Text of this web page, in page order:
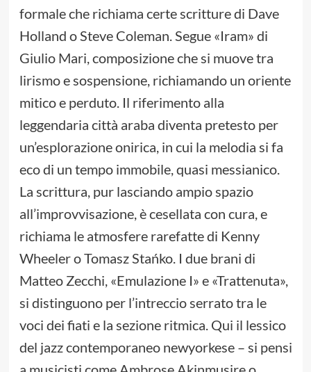
formale che richiama certe scritture di Dave
Holland o Steve Coleman. Segue «Iram» di
Giulio Mari, composizione che si muove tra
lirismo e sospensione, richiamando un oriente
mitico e perduto. Il riferimento alla
leggendaria città araba diventa pretesto per
un’esplorazione onirica, in cui la melodia si fa
eco di un tempo immobile, quasi messianico.
La scrittura, pur lasciando ampio spazio
all’improvvisazione, è cesellata con cura, e
richiama le atmosfere rarefatte di Kenny
Wheeler o Tomasz Stańko. I due brani di
Matteo Zecchi, «Emulazione I» e «Trattenuta»,
si distinguono per l’intreccio serrato tra le
voci dei fiati e la sezione ritmica. Qui il lessico
del jazz contemporaneo newyorkese – si pensi